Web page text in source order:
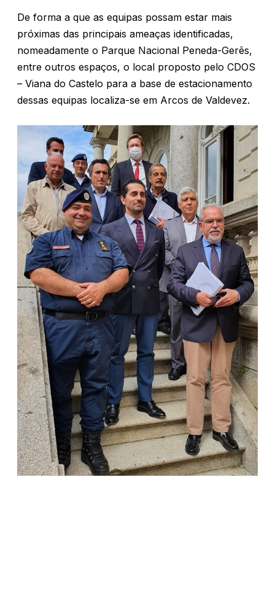
De forma a que as equipas possam estar mais
próximas das principais ameaças identificadas,
nomeadamente o Parque Nacional Peneda-Gerês,
entre outros espaços, o local proposto pelo CDOS
– Viana do Castelo para a base de estacionamento
dessas equipas localiza-se em Arcos de Valdevez.